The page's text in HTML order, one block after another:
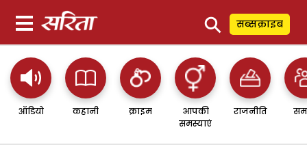
⚲ सब्सक्राइब
ऑडियो कहानी क्राइम
आपकी
समस्याएं
राजनीति